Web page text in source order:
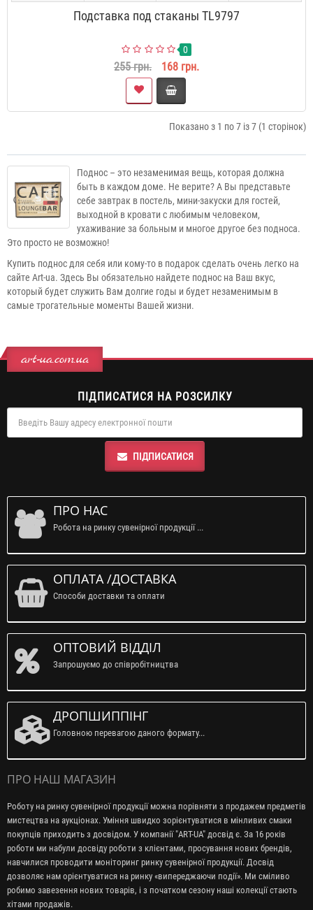
Подставка под стаканы TL9797
0
255 грн. 168 грн.
Показано з 1 по 7 із 7 (1 сторінок)
Поднос – это незаменимая вещь, которая должна
быть в каждом доме. Не верите? А Вы представьте
себе завтрак в постель, мини-закуски для гостей,
выходной в кровати с любимым человеком,
ухаживание за больным и многое другое без подноса.
Это просто не возможно!
Купить поднос для себя или кому-то в подарок сделать очень легко на
сайте Art-ua. Здесь Вы обязательно найдете поднос на Ваш вкус,
который будет служить Вам долгие годы и будет незаменимым в
самые трогательные моменты Вашей жизни.
art-ua.com.ua
ПІДПИСАТИСЯ НА РОЗСИЛКУ
ПІДПИСАТИСЯ
ПРО НАС
Робота на ринку сувенірної продукції ...
ОПЛАТА /ДОСТАВКА
Способи доставки та оплати
ОПТОВИЙ ВІДДІЛ
Запрошуємо до співробітництва
ДРОПШИППІНГ
Головною перевагою даного формату...
ПРО НАШ МАГАЗИН
Роботу на ринку сувенірної продукції можна порівняти з продажем предметів
мистецтва на аукціонах. Уміння швидко зорієнтуватися в мінливих смаки
покупців приходить з досвідом. У компанії "ART-UA" досвід є. За 16 років
роботи ми набули досвіду роботи з клієнтами, просування нових брендів,
навчилися проводити моніторинг ринку сувенірної продукції. Досвід
дозволяє нам орієнтуватися на ринку «випереджаючи події». Ми сміливо
робимо завезення нових товарів, і з початком сезону наші колекції стають
хітами продажів.